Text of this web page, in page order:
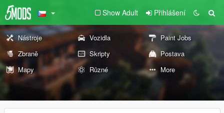
Show Adult Přihlášení
Nástroje Vozidla
Paint Jobs
Zbraně
Skripty
Postava
Mapy
Různé More